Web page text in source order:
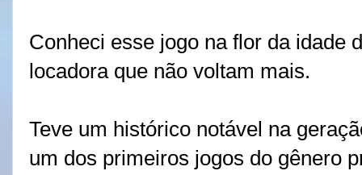
Conheci esse jogo na flor da idade
locadora que não voltam mais.
Teve um histórico notável na
um dos primeiros jogos do gênero